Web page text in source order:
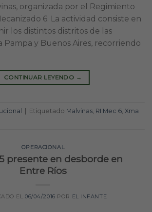
organizada por el Regimiento
6. La actividad consiste en
los distintos distritos de las
Pampa y Buenos Aires, recorriendo
CONTINUAR LEYENDO →
| Etiquetado Malvinas RI Mec 6 Xma
OPERACIONAL
presente en desborde en
Entre Ríos
EL06/04/2016 POR EL INFANTE